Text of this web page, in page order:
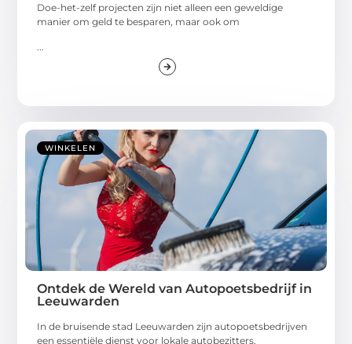
Doe-het-zelf projecten zijn niet alleen een geweldige
manier om geld te besparen, maar ook om
...
WINKELEN
Ontdek de Wereld van Autopoetsbedrijf in
Leeuwarden
In de bruisende stad Leeuwarden zijn autopoetsbedrijven
een essentiële dienst voor lokale autobezitters,